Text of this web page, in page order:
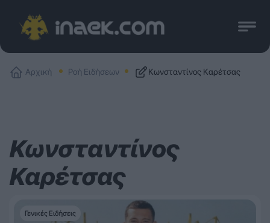
Αρχική Ροή Ειδήσεων Κωνσταντίνος Καρέτσας
Κωνσταντίνος
Καρέτσας
Γενικές Ειδήσεις